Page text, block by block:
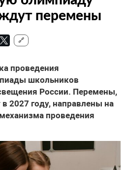
перемены
🔗
проведения
школьников
России. Перемены,
2027 году, направлены на
проведения